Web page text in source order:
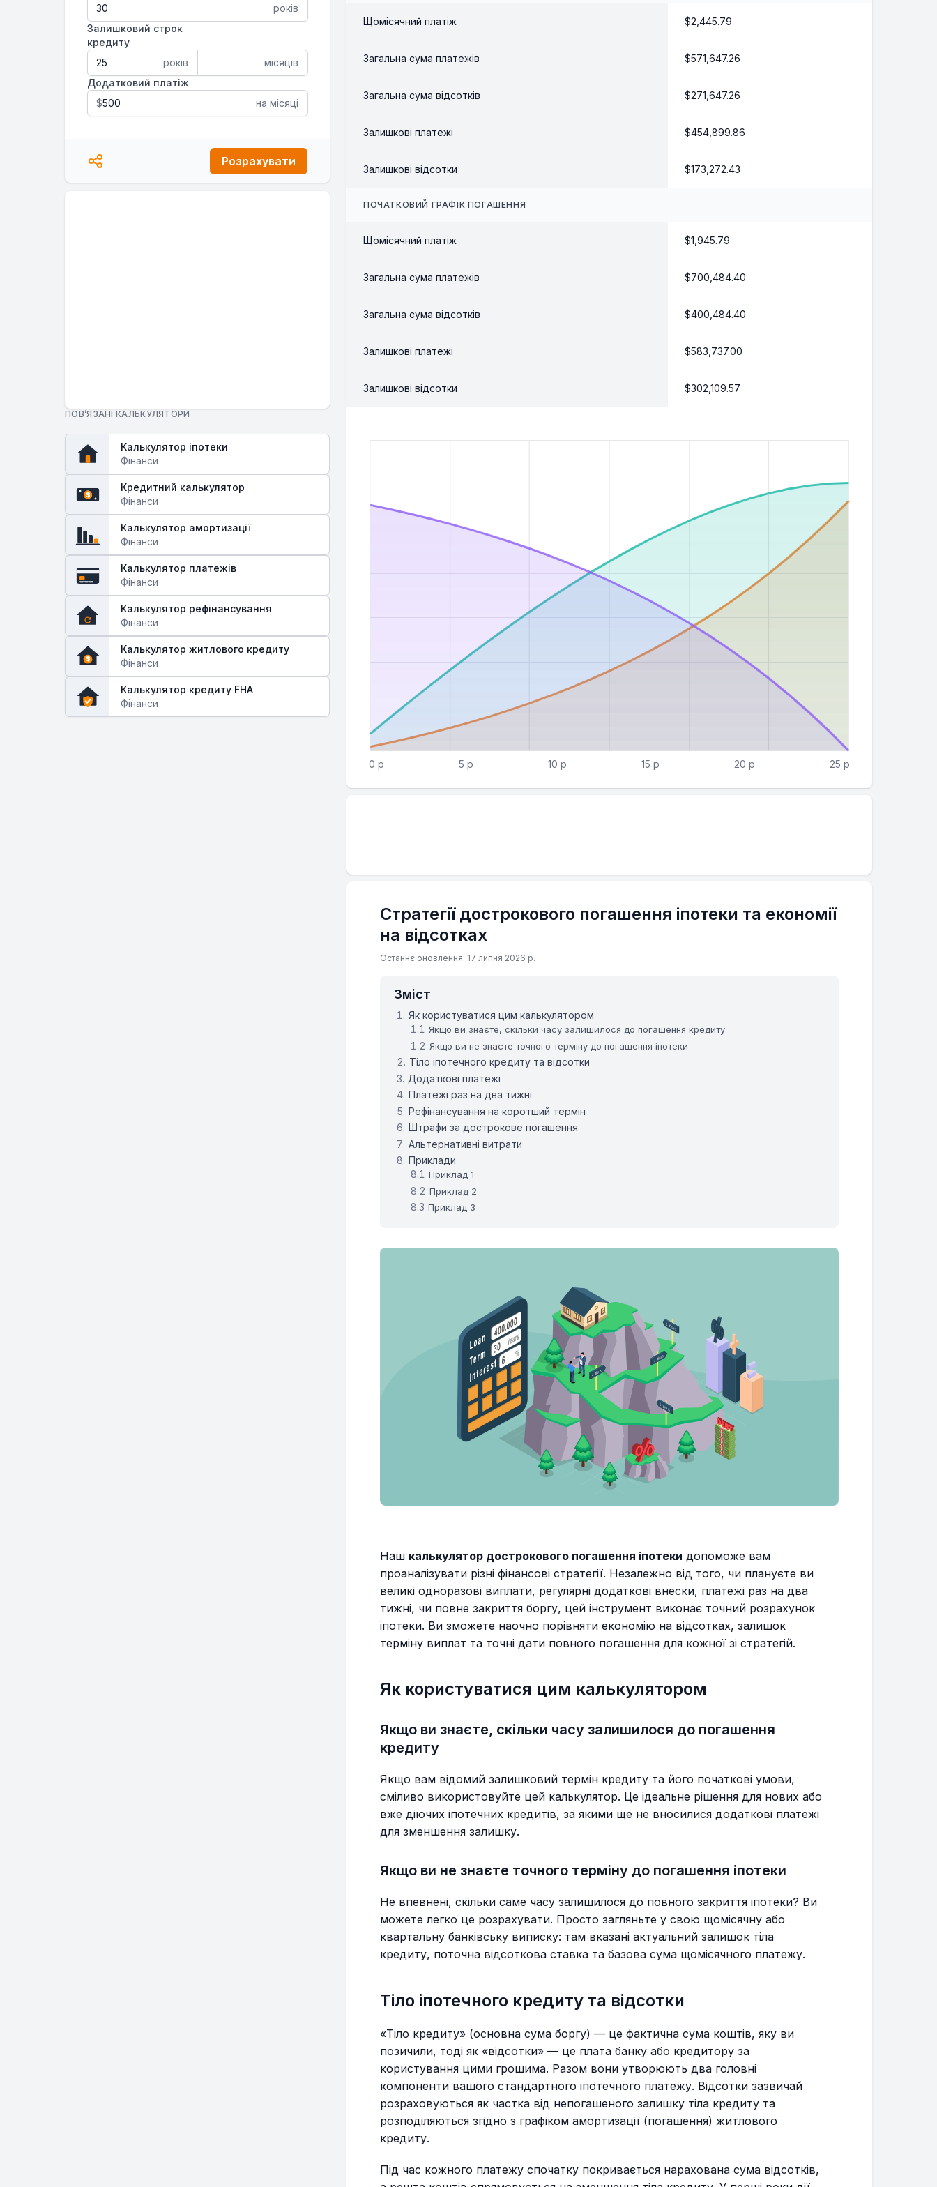
років
Залишковий строк
кредиту
років
місяців
Додатковий платіж
$
на місяці
Розрахувати
ПОВ’ЯЗАНІ КАЛЬКУЛЯТОРИ
Калькулятор іпотеки
Фінанси
$
Кредитний калькулятор
Фінанси
Калькулятор амортизації
Фінанси
Калькулятор платежів
Фінанси
Калькулятор рефінансування
Фінанси
$
Калькулятор житлового кредиту
Фінанси
Калькулятор кредиту FHA
Фінанси
Щомісячний платіж $2,445.79
Загальна сума платежів $571,647.26
Загальна сума відсотків $271,647.26
Залишкові платежі $454,899.86
Залишкові відсотки $173,272.43
ПОЧАТКОВИЙ ГРАФІК ПОГАШЕННЯ
Щомісячний платіж $1,945.79
Загальна сума платежів $700,484.40
Загальна сума відсотків $400,484.40
Залишкові платежі $583,737.00
Залишкові відсотки $302,109.57
0 р 5 р 10 р 15 р 20 р 25 р
Стратегії дострокового погашення іпотеки та економії
на відсотках
Останнє оновлення: 17 липня 2026 р.
Зміст
Як користуватися цим калькулятором
Якщо ви знаєте, скільки часу залишилося до погашення кредиту
Якщо ви не знаєте точного терміну до погашення іпотеки
Тіло іпотечного кредиту та відсотки
Додаткові платежі
Платежі раз на два тижні
Рефінансування на коротший термін
Штрафи за дострокове погашення
Альтернативні витрати
Приклади
Приклад 1
Приклад 2
Приклад 3
Наш калькулятор дострокового погашення іпотеки допоможе вам
проаналізувати різні фінансові стратегії. Незалежно від того, чи плануєте ви
великі одноразові виплати, регулярні додаткові внески, платежі раз на два
тижні, чи повне закриття боргу, цей інструмент виконає точний розрахунок
іпотеки. Ви зможете наочно порівняти економію на відсотках, залишок
терміну виплат та точні дати повного погашення для кожної зі стратегій.
Як користуватися цим калькулятором
Якщо ви знаєте, скільки часу залишилося до погашення
кредиту
Якщо вам відомий залишковий термін кредиту та його початкові умови,
сміливо використовуйте цей калькулятор. Це ідеальне рішення для нових або
вже діючих іпотечних кредитів, за якими ще не вносилися додаткові платежі
для зменшення залишку.
Якщо ви не знаєте точного терміну до погашення іпотеки
Не впевнені, скільки саме часу залишилося до повного закриття іпотеки? Ви
можете легко це розрахувати. Просто загляньте у свою щомісячну або
квартальну банківську виписку: там вказані актуальний залишок тіла
кредиту, поточна відсоткова ставка та базова сума щомісячного платежу.
Тіло іпотечного кредиту та відсотки
«Тіло кредиту» (основна сума боргу) — це фактична сума коштів, яку ви
позичили, тоді як «відсотки» — це плата банку або кредитору за
користування цими грошима. Разом вони утворюють два головні
компоненти вашого стандартного іпотечного платежу. Відсотки зазвичай
розраховуються як частка від непогашеного залишку тіла кредиту та
розподіляються згідно з графіком амортизації (погашення) житлового
кредиту.
Під час кожного платежу спочатку покривається нарахована сума відсотків,